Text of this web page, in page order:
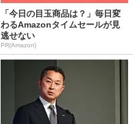
「今日の目玉商品は？」毎日変
わるAmazonタイムセールが見
逃せない
PR(Amazon)